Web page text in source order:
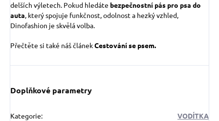
delších výletech. Pokud hledáte bezpečnostní pás pro psa do
auta, který spojuje funkčnost, odolnost a hezký vzhled,
Dinofashion je skvělá volba.
Přečtěte si také náš článekCestování se psem.
Doplňkové parametry
Kategorie: VODÍTKA